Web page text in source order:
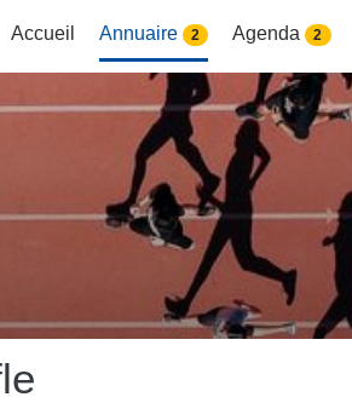
Accueil Annuaire 2 Agenda 2